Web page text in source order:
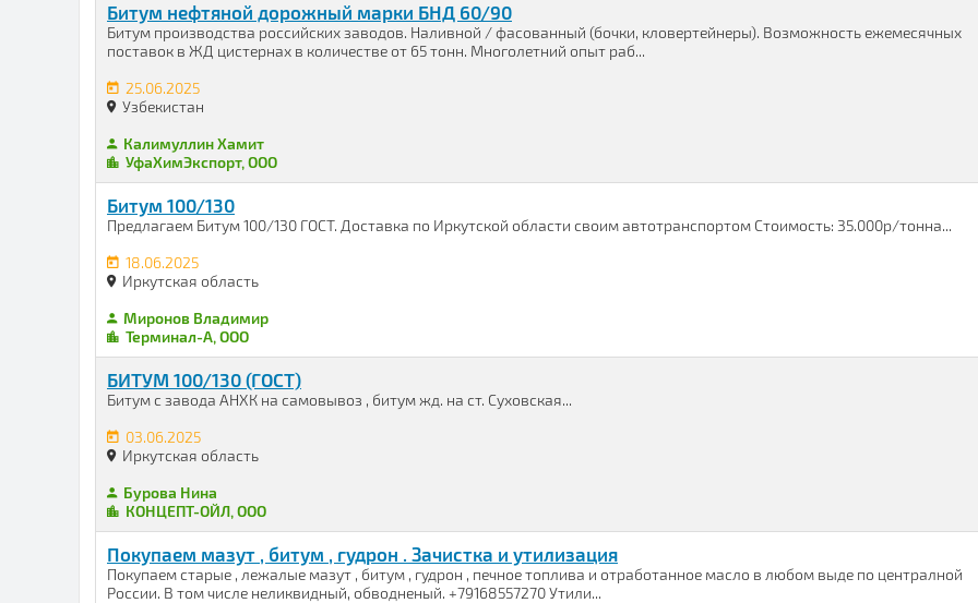
Битум нефтяной дорожный марки БНД 60/90
Битум производства российских заводов. Наливной / фасованный (бочки, кловертейнеры). Возможность ежемесячных
поставок в ЖД цистернах в количестве от 65 тонн. Многолетний опыт раб...
25.06.2025
Узбекистан
Калимуллин Хамит
УфаХимЭкспорт, ООО
Битум 100/130
Предлагаем Битум 100/130 ГОСТ. Доставка по Иркутской области своим автотранспортом Стоимость: 35.000р/тонна...
18.06.2025
Иркутская область
Миронов Владимир
Терминал-А, ООО
БИТУМ 100/130 (ГОСТ)
Битум с завода АНХК на самовывоз , битум жд. на ст. Суховская...
03.06.2025
Иркутская область
Бурова Нина
КОНЦЕПТ-ОЙЛ, ООО
Покупаем мазут , битум , гудрон . Зачистка и утилизация
Покупаем старые , лежалые мазут , битум , гудрон , печное топлива и отработанное масло в любом выде по централной
России. В том числе неликвидный, обводненый. +79168557270 Утили...